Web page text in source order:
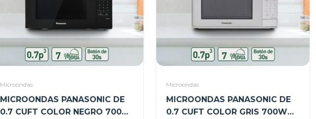
Microondas
MICROONDAS PANASONIC DE
0.7 CUFT COLOR NEGRO 700W
Microondas
MICROONDAS PANASONIC DE
0.7 CUFT COLOR GRIS 700W